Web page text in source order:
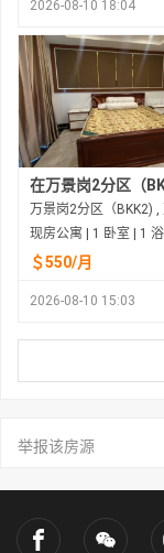
2026-08-10 18:04
现房公寓 | 1 卧室 | 1
＄550/月
2026-08-10 15:03
举报该房源